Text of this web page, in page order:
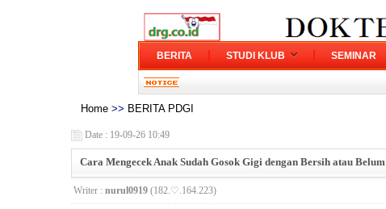
BERITA STUDI KLUB SEMINAR
Home >> BERITA PDGI
Date : 19-09-26 10:49
Cara Mengecek Anak Sudah Gosok Gigi dengan Bersih atau Belum
Writer : nurul0919 (182.♡.164.223)